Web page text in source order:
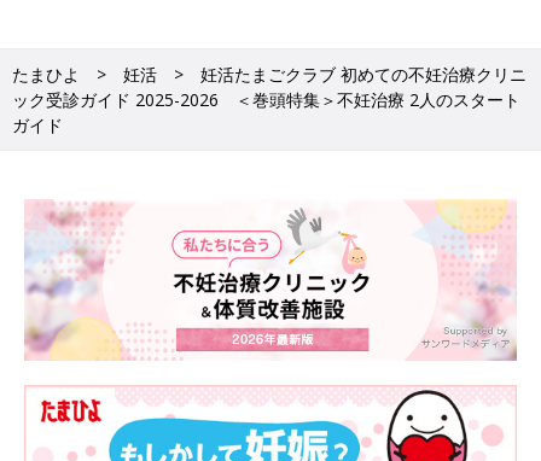
たまひよ 妊活
妊活たまごクラブ 初めての不妊治療クリニ
ック受診ガイド 2025-2026 ＜巻頭特集＞不妊治療 2人のスタート
ガイド